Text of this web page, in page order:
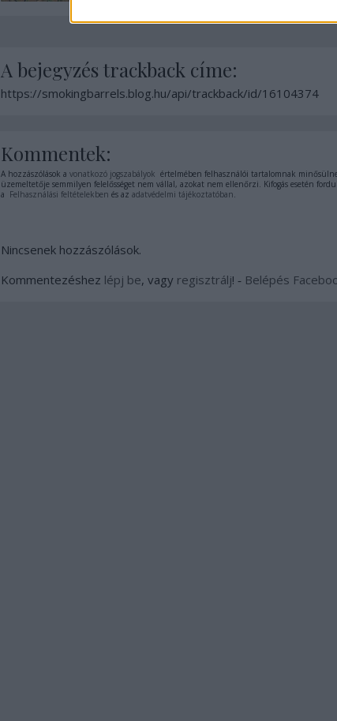
A bejegyzés trackback címe:
https://smokingbarrels.blog.hu/api/trackback/id/16104374
Kommentek:
A hozzászólások a vonatkozó jogszabályok értelmében felhasználói tartalomnak
üzemeltetője semmilyen felelősséget nem vállal, azokat nem ellenőrzi. Kifogás esetén
a Felhasználási feltételekben és az adatvédelmi tájékoztatóban.
Nincsenek hozzászólások.
Kommentezéshez lépj be, vagy regisztrálj! ‐ Belépés